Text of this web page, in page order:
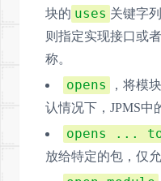
块的 uses 关键字
则指定实现接口或
称。
opens
，将模
认情况下，JPMS中
opens ...
放给特定的包，仅